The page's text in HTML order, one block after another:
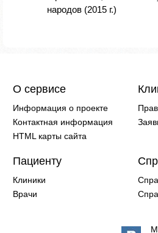
народов (2015 г.)
О сервисе
Информация о проекте
Контактная информация
HTML карты сайта
Пациенту
Клиники
Врачи